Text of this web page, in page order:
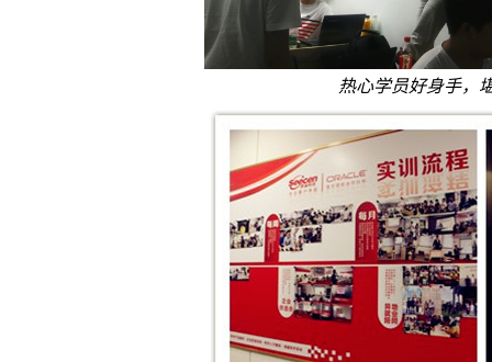
热心学员好身手，